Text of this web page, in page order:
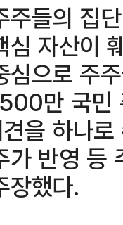
주들의 집
심 자산이
으로 주
만 국민
을 하나
가 반영 등
장했다.